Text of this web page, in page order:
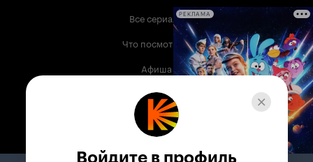
Все сериалы
Что посмотреть
Афиша
Музыка
Телепрограмма
РЕКЛАМА
Войдите в профиль